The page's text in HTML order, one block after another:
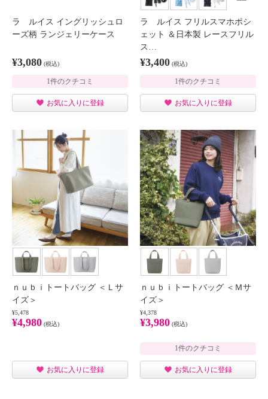
ラ ルイス イングリッシュロ
ーズ柄 ランジェリーケース
¥3,080 (税込)
1件のクチコミ
お気に入りに登録
ラ ルイス フリルスマホポシ
ェット ＆日本製 レースフリル
ス…
¥3,400 (税込)
1件のクチコミ
お気に入りに登録
ｎｕｂｉトートバッグ ＜Ｌサ
イズ＞
¥5,478
¥4,980 (税込)
お気に入りに登録
ｎｕｂｉトートバッグ ＜Ｍサ
イズ＞
¥4,378
¥3,980 (税込)
1件のクチコミ
お気に入りに登録